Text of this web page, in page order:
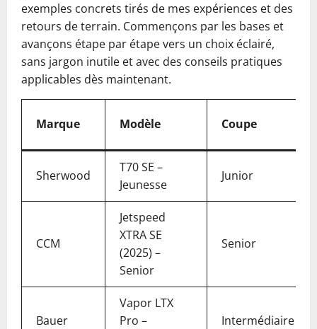
exemples concrets tirés de mes expériences et des
retours de terrain. Commençons par les bases et
avançons étape par étape vers un choix éclairé,
sans jargon inutile et avec des conseils pratiques
applicables dès maintenant.
Marque Modèle Coupe
Sherwood
T70 SE –
Jeunesse
Junior
CCM
Jetspeed
XTRA SE
(2025) –
Senior
Senior
Bauer
Vapor LTX
Pro –
Intermédiaire